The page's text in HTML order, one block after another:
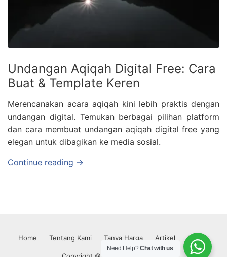
Undangan Aqiqah Digital Free: Cara
Buat & Template Keren
Merencanakan acara aqiqah kini lebih praktis dengan
undangan digital. Temukan berbagai pilihan platform
dan cara membuat undangan aqiqah digital free yang
elegan untuk dibagikan ke media sosial.
Continue reading →
Home Tentang Kami Tanya Harga Artikel Kontak
Need Help?Chat with us